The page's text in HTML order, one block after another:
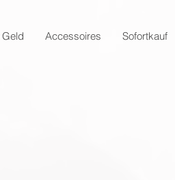
Accessoires Sofortkauf